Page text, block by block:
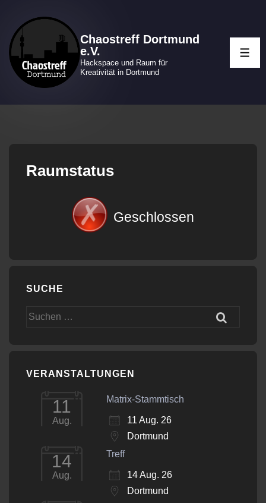
Inhalt
Chaostreff Dortmund
e.V.
Hackspace und Raum für
Kreativität in Dortmund
Raumstatus
Geschlossen
SUCHE
Suchen
VERANSTALTUNGEN
11
Aug.
Matrix-Stammtisch
11 Aug. 26
Dortmund
14
Aug.
Treff
14 Aug. 26
Dortmund